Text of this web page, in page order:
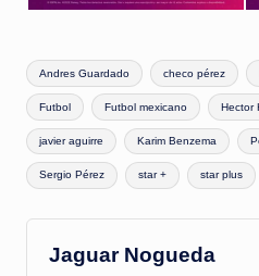
Etiquetas:
Andres Guardado checo pérez
Futbol Futbol mexicano Hector
javier aguirre Karim Benzema
Sergio Pérez star + star plus
Jaguar Nogueda